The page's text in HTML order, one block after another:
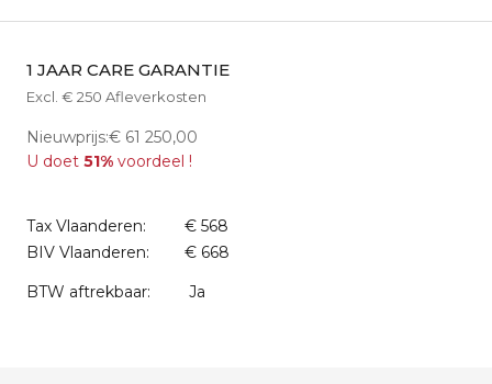
1 JAAR CARE GARANTIE
Excl. € 250 Afleverkosten
Nieuwprijs:€ 61 250,00
U doet 51% voordeel !
Tax Vlaanderen:
€ 568
BIV Vlaanderen:
€ 668
BTW aftrekbaar:
Ja